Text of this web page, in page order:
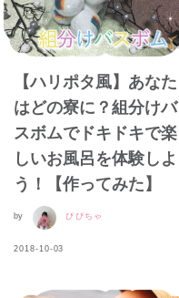
【ハリポタ風】あなた
はどの寮に？組分けバ
スボムでドキドキで楽
しいお風呂を体験しよ
う！【作ってみた】
by ぴぴちゃ
2018-10-03